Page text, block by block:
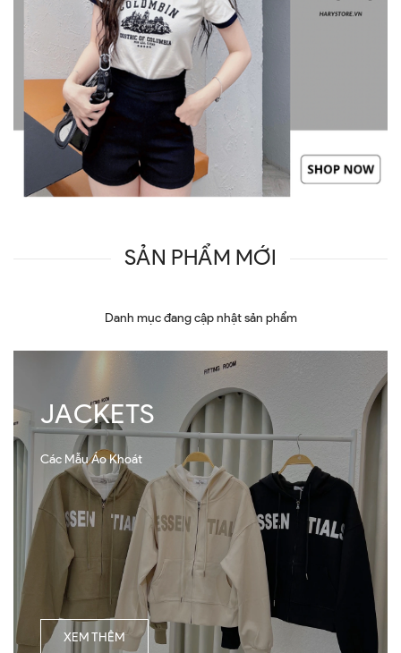
SẢN PHẨM MỚI
Danh mục đang cập nhật sản phẩm
JACKETS
Các Mẫu Áo Khoát
XEM THÊM